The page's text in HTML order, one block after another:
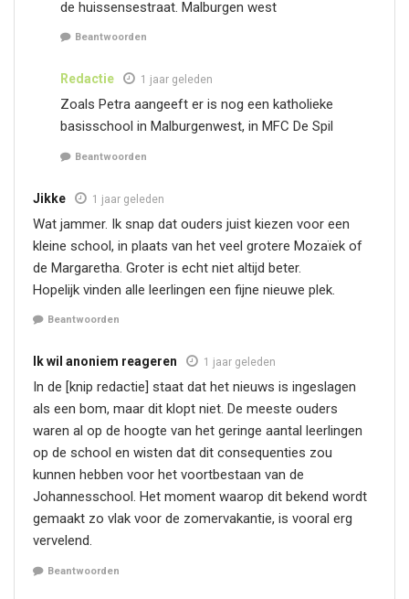
de huissensestraat. Malburgen west
Beantwoorden
Redactie 1 jaar geleden
Zoals Petra aangeeft er is nog een katholieke
basisschool in Malburgenwest, in MFC De Spil
Beantwoorden
Jikke 1 jaar geleden
Wat jammer. Ik snap dat ouders juist kiezen voor een
kleine school, in plaats van het veel grotere Mozaïek of
de Margaretha. Groter is echt niet altijd beter.
Hopelijk vinden alle leerlingen een fijne nieuwe plek.
Beantwoorden
Ik wil anoniem reageren 1 jaar geleden
In de [knip redactie] staat dat het nieuws is ingeslagen
als een bom, maar dit klopt niet. De meeste ouders
waren al op de hoogte van het geringe aantal leerlingen
op de school en wisten dat dit consequenties zou
kunnen hebben voor het voortbestaan van de
Johannesschool. Het moment waarop dit bekend wordt
gemaakt zo vlak voor de zomervakantie, is vooral erg
vervelend.
Beantwoorden